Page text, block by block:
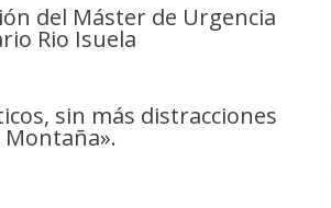
del Máster de Urgencia
Rio Isuela
sin más distracciones